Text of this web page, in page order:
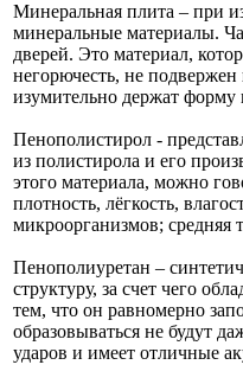
Минеральная плита – при
минеральные материалы.
дверей. Это материал,
негорючесть, не
изумительно держат
Пенополистирол -
из полистирола и его
этого материала, можно
плотность, лёгкость,
микроорганизмов; средняя
Пенополиуретан –
структуру, за счет чего
тем, что он равномерно
образовываться не будут
ударов и имеет отличные